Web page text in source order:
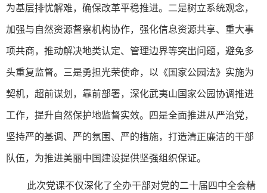
为基层排忧解难，确保改革平稳推进。二是树立系统观念，
加强与自然资源督察机构协作，强化信息资源共享、重大事
项共商，推动解决地类认定、管理边界等突出问题，避免多
头重复监督。三是勇担光荣使命，以《国家公园法》实施为
契机，超前谋划，靠前部署，深化武夷山国家公园协调推进
工作，提升自然保护地监督实效。四是全面推进从严治党，
坚持严的基调、严的氛围、严的措施，打造清正廉洁的干部
队伍，为推进美丽中国建设提供坚强组织保证。
此次党课不仅深化了全办干部对党的二十届四中全会精